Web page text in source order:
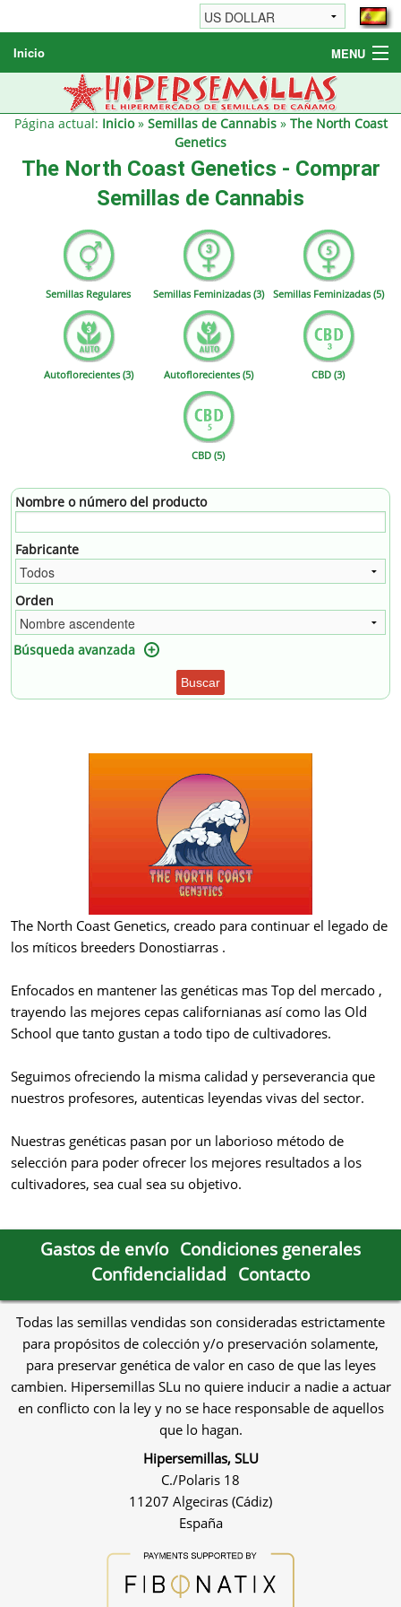
Inicio MENU
Semillas de cannabis
Otros productos
Página actual: Inicio» Semillas de Cannabis» The North Coast
Genetics
The North Coast Genetics - Comprar
Semillas de Cannabis
Semillas Regulares Semillas Feminizadas (3) Semillas Feminizadas (5)
Autoflorecientes (3) Autoflorecientes (5) CBD (3)
CBD (5)
Nombre o número del producto
Fabricante
Orden
Búsqueda avanzada
Buscar
The North Coast Genetics, creado para continuar el legado de
los míticos breeders Donostiarras .
Enfocados en mantener las genéticas mas Top del mercado ,
trayendo las mejores cepas californianas así como las Old
School que tanto gustan a todo tipo de cultivadores.
Seguimos ofreciendo la misma calidad y perseverancia que
nuestros profesores, autenticas leyendas vivas del sector.
Nuestras genéticas pasan por un laborioso método de
selección para poder ofrecer los mejores resultados a los
cultivadores, sea cual sea su objetivo.
Gastos de envío Condiciones generales
Confidencialidad Contacto
Todas las semillas vendidas son consideradas estrictamente
para propósitos de colección y/o preservación solamente,
para preservar genética de valor en caso de que las leyes
cambien. Hipersemillas SLu no quiere inducir a nadie a actuar
en conflicto con la ley y no se hace responsable de aquellos
que lo hagan.
Hipersemillas, SLU
C./Polaris 18
11207 Algeciras (Cádiz)
España